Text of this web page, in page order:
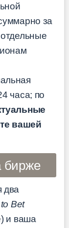
за
часа; по
вашей
бирже
два
Bet
и ваша